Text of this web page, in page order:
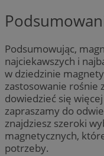
Podsumowując,
najciekawszych i
w dziedzinie
zastosowanie rośnie
dowiedzieć się
zapraszamy do
znajdziesz szeroki
magnetycznych,
potrzeby.